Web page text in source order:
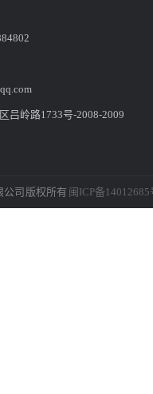
吕岭路1733号-2008-2009
司 版权所有 闽ICP备14012685